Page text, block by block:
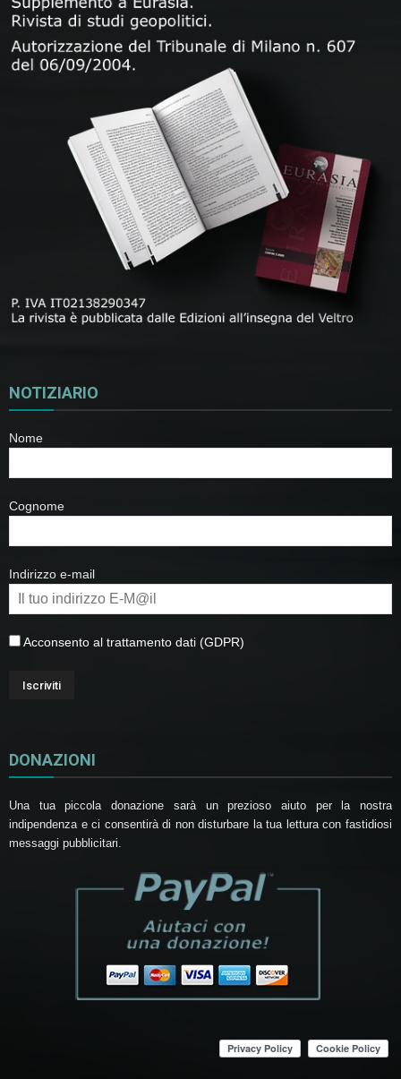
NOTIZIARIO
Nome
Cognome
Indirizzo e-mail
Acconsento al trattamento dati (GDPR)
DONAZIONI
Una tua piccola donazione sarà un prezioso aiuto per la nostra
indipendenza e ci consentirà di non disturbare la tua lettura con fastidiosi
messaggi pubblicitari.